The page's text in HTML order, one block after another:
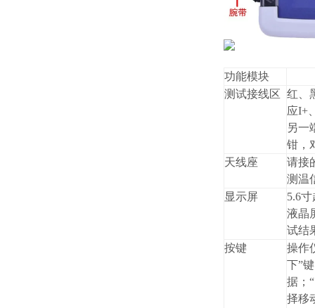
功能模块
测试接线区 红、
应I+
另一
钳，
天线座
请接
测温
显示屏
5.6
液晶
试结
按键
操作
下”
据；
择移